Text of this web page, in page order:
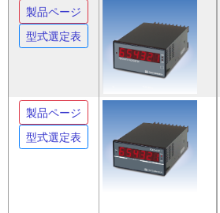
製品ページ
型式選定表
製品ページ
型式選定表